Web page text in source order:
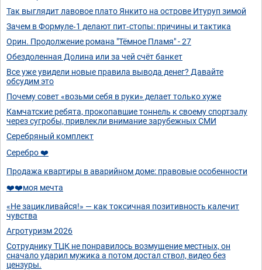
Так выглядит лавовое плато Янкито на острове Итуруп зимой
Зачем в Формуле‑1 делают пит‑стопы: причины и тактика
Орин. Продолжение романа "Тёмное Пламя" - 27
Обездоленная Долина или за чей счёт банкет
Все уже увидели новые правила вывода денег? Давайте
обсудим это
Почему совет «возьми себя в руки» делает только хуже
Камчатские ребята, прокопавшие тоннель к своему спортзалу
через сугробы, привлекли внимание зарубежных СМИ
Серебряный комплект
Серебро ❤️
Продажа квартиры в аварийном доме: правовые особенности
❤️❤️моя мечта
«Не зацикливайся!» — как токсичная позитивность калечит
чувства
Агротуризм 2026
Сотруднику ТЦК не понравилось возмущение местных, он
сначало ударил мужика а потом достал ствол, видео без
цензуры.